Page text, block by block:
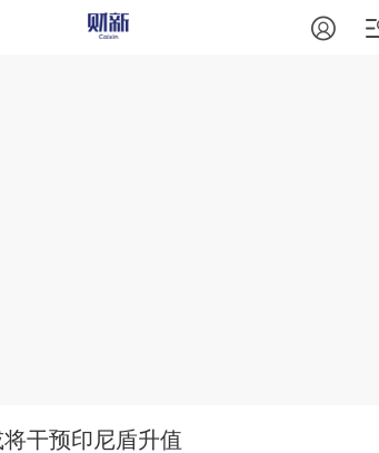
干预印尼盾升值